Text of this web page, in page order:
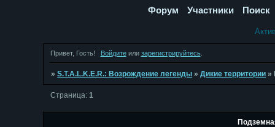
Форум Участники Поиск
Привет, Гость! Войдитеили зарегистрируйтесь.
»S.T.A.L.K.E.R.: Возрождение легенды »Дикие территории »
Страница:1